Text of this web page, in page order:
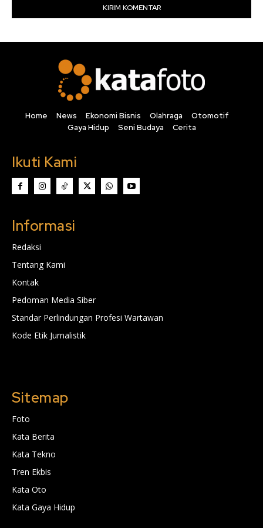
Home News Ekonomi Bisnis Olahraga
Otomotif
Gaya Hidup
Seni Budaya Cerita
Ikuti Kami
Informasi
Redaksi
Tentang Kami
Kontak
Pedoman Media Siber
Standar Perlindungan Profesi Wartawan
Kode Etik Jurnalistik
Sitemap
Foto
Kata Berita
Kata Tekno
Tren Ekbis
Kata Oto
Kata Gaya Hidup